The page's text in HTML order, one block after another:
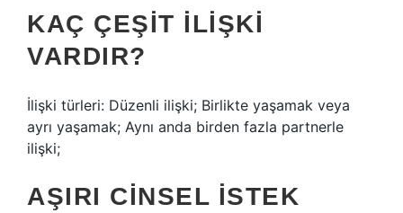
KAÇ ÇEŞIT ILIŞKI
VARDIR?
İlişki türleri: Düzenli ilişki; Birlikte yaşamak veya
ayrı yaşamak; Aynı anda birden fazla partnerle
ilişki;
AŞIRI CINSEL ISTEK